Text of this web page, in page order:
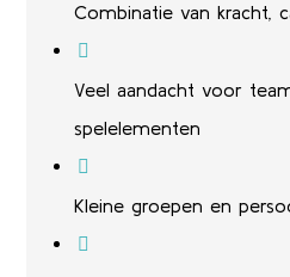
Combinatie van kracht,
Veel aandacht voor
spelelementen
Kleine groepen en